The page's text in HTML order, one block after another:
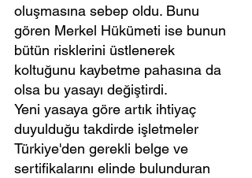
oluşmasına sebep oldu. Bunu
gören Merkel Hükümeti ise bunun
bütün risklerini üstlenerek
koltuğunu kaybetme pahasına da
olsa bu yasayı değiştirdi.
Yeni yasaya göre artık ihtiyaç
duyulduğu takdirde işletmeler
Türkiye'den gerekli belge ve
sertifikalarını elinde bulunduran